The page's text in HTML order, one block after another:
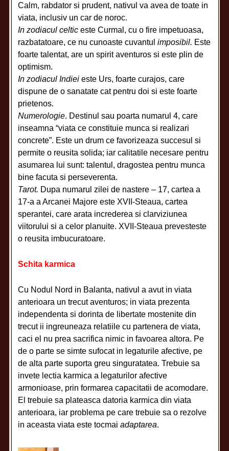
Calm, rabdator si prudent, nativul va avea de toate in
viata, inclusiv un car de noroc.
In zodiacul celtic este Curmal, cu o fire impetuoasa,
razbatatoare, ce nu cunoaste cuvantulimposibil. Este
foarte talentat, are un spirit aventuros si este plin de
optimism.
In zodiacul Indiei este Urs, foarte curajos, care
dispune de o sanatate cat pentru doi si este foarte
prietenos.
Numerologie. Destinul sau poarta numarul 4, care
inseamna “viata ce constituie munca si realizari
concrete”. Este un drum ce favorizeaza succesul si
permite o reusita solida; iar calitatile necesare pentru
asumarea lui sunt: talentul, dragostea pentru munca
bine facuta si perseverenta.
Tarot. Dupa numarul zilei de nastere – 17, cartea a
17-a a Arcanei Majore este XVII-Steaua, cartea
sperantei, care arata increderea si clarviziunea
viitorului si a celor planuite. XVII-Steaua prevesteste
o reusita imbucuratoare.
Schita karmica
Cu Nodul Nord in Balanta, nativul a avut in viata
anterioara un trecut aventuros; in viata prezenta
independenta si dorinta de libertate mostenite din
trecut ii ingreuneaza relatiile cu partenera de viata,
caci el nu prea sacrifica nimic in favoarea altora. Pe
de o parte se simte sufocat in legaturile afective, pe
de alta parte suporta greu singuratatea. Trebuie sa
invete lectia karmica a legaturilor afective
armonioase, prin formarea capacitatii de acomodare.
El trebuie sa plateasca datoria karmica din viata
anterioara, iar problema pe care trebuie sa o rezolve
in aceasta viata este tocmaiadaptarea.